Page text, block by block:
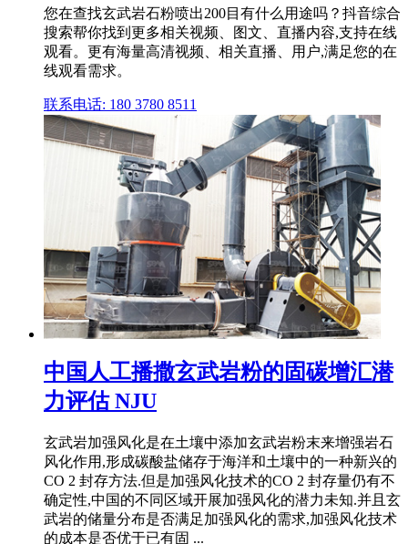
您在查找玄武岩石粉喷出200目有什么用途吗？抖音综合
搜索帮你找到更多相关视频、图文、直播内容,支持在线
观看。更有海量高清视频、相关直播、用户,满足您的在
线观看需求。
联系电话: 180 3780 8511
中国人工播撒玄武岩粉的固碳增汇潜
力评估 NJU
玄武岩加强风化是在土壤中添加玄武岩粉末来增强岩石
风化作用,形成碳酸盐储存于海洋和土壤中的一种新兴的
CO 2 封存方法.但是加强风化技术的CO 2 封存量仍有不
确定性,中国的不同区域开展加强风化的潜力未知.并且玄
武岩的储量分布是否满足加强风化的需求,加强风化技术
的成本是否优于已有固 ...